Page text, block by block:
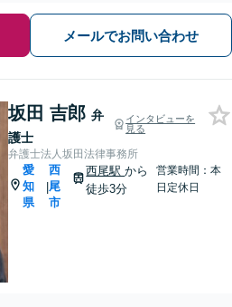
メールでお問い合わせ
坂田 吉郎 弁
護士
インタビューを
見る
弁護士法人坂田法律事務所
愛
知
県
|
西
尾
市
西尾駅から
徒歩3分
営業時間：本
日定休日